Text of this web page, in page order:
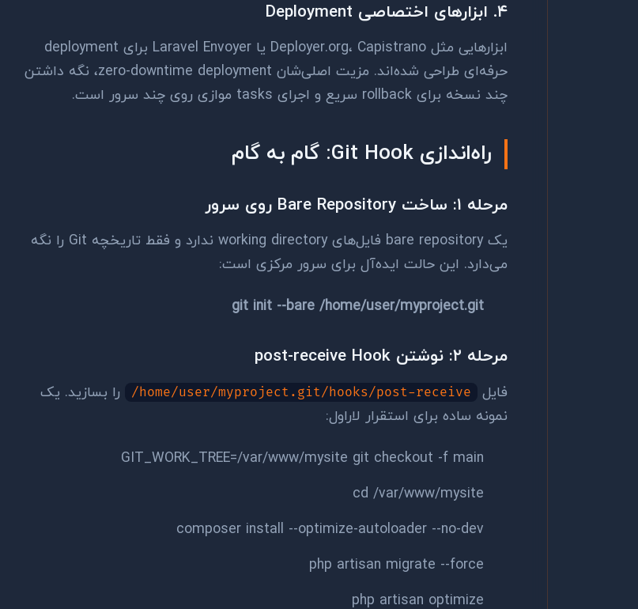
۴. ابزارهای اختصاصی Deployment
ابزارهایی مثل Deployer.org، Capistrano یا Laravel Envoyer برای deployment
حرفه‌ای طراحی شده‌اند. مزیت اصلی‌شان zero-downtime deployment، نگه داشتن
چند نسخه برای rollback سریع و اجرای tasks موازی روی چند سرور است.
راه‌اندازی Git Hook: گام به گام
مرحله ۱: ساخت Bare Repository روی سرور
یک bare repository فایل‌های working directory ندارد و فقط تاریخچه Git را نگه
می‌دارد. این حالت ایده‌آل برای سرور مرکزی است:
git init --bare /home/user/myproject.git
مرحله ۲: نوشتن post-receive Hook
فایل /home/user/myproject.git/hooks/post-receive
را بسازید. یک
نمونه ساده برای استقرار لاراول:
GIT_WORK_TREE=/var/www/mysite git checkout -f main
cd /var/www/mysite
composer install --optimize-autoloader --no-dev
php artisan migrate --force
php artisan optimize